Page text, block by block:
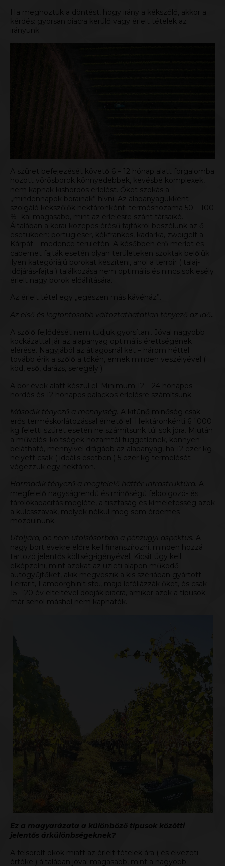
Ha meghoztuk a döntést, hogy irány a kékszőlő, akkor a
kérdés: gyorsan piacra kerülő vagy érlelt tételek az
irányunk.
A szüret befejezését követő 6 – 12 hónap alatt forgalomba
hozott vörösborok könnyedebbek, kevésbé komplexek,
nem kapnak kishordós érlelést. Őket szokás a
„mindennapok borainak” hívni. Az alapanyagukként
szolgáló kékszőlők hektáronkénti terméshozama 50 – 100
% -kal magasabb, mint az érlelésre szánt társaiké.
Általában a korai-közepes érésű fajtákról beszélünk az ő
esetükben: portugieser, kékfrankos, kadarka, zweigelt a
Kárpát – medence területén. A későbben érő merlot és
cabernet fajták esetén olyan területeken szoktak belőlük
ilyen kategóriájú borokat készíteni, ahol a terroir ( talaj-
időjárás-fajta ) találkozása nem optimális és nincs sok esély
érlelt nagy borok előállítására.
Az érlelt tétel egy „egészen más kávéház”.
Az első és legfontosabb változtathatatlan tényező az idő.
A szőlő fejlődését nem tudjuk gyorsítani. Jóval nagyobb
kockázattal jár az alapanyag optimális érettségének
elérése. Nagyjából az átlagosnál két – három héttel
tovább érik a szőlő a tőkén, ennek minden veszélyével (
köd, eső, darázs, seregély ).
A bor évek alatt készül el. Minimum 12 – 24 hónapos
hordós és 12 hónapos palackos érlelésre számítsunk.
Második tényező a mennyiség. A kitűnő minőség csak
erős terméskorlátozással érhető el. Hektáronkénti 6 ’ 000
kg feletti szüret esetén ne számítsunk túl sok jóra. Miután
a művelési költségek hozamtól függetlenek, könnyen
belátható, mennyivel drágább az alapanyag, ha 12 ezer kg
helyett csak ( ideális esetben ) 5 ezer kg termelését
végezzük egy hektáron.
Harmadik tényező a megfelelő háttér infrastruktúra. A
megfelelő nagyságrendű és minőségű feldolgozó- és
tárolókapacitás megléte, a tisztaság és kíméletesség azok
a kulcsszavak, melyek nélkül meg sem érdemes
mozdulnunk.
Utoljára, de nem utolsósorban a pénzügyi aspektus. A
nagy bort évekre előre kell finanszírozni, minden hozzá
tartozó jelentős költség-igényével. Kicsit úgy kell
elképzelni, mint azokat az üzleti alapon működő
autógyűjtőket, akik megveszik a kis szériában gyártott
Ferrarit, Lamborghinit stb., majd lefóliázzák őket, és csak
15 – 20 év elteltével dobják piacra, amikor azok a típusok
már sehol máshol nem kaphatók.
Ez a magyarázata a különböző típusok közötti
jelentős árkülönbségeknek?
A felsorolt okok miatt az érlelt tételek ára ( és élvezeti
értéke ) általában jóval magasabb, mint a nagyobb